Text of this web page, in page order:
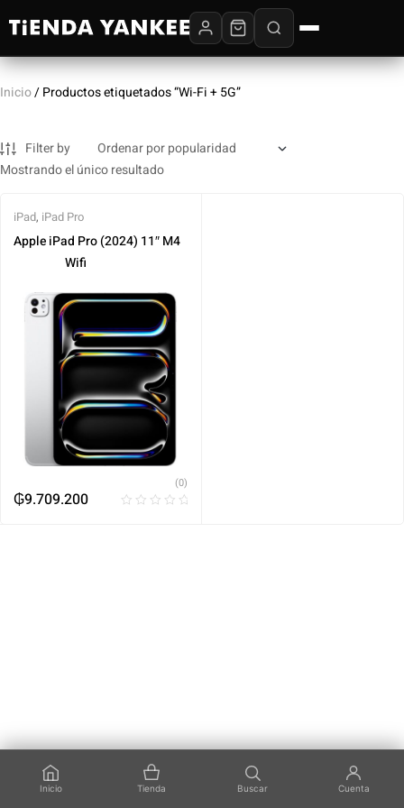
Inicio Tienda Buscar Cuenta
Inicio/ Productos etiquetados “Wi-Fi + 5G”
Filter by
Mostrando el único resultado
iPad, iPad Pro
Apple iPad Pro (2024) 11″ M4‎ ‎ ‎
‎ ‎ ‎‎ ‎ ‎ ‎ ‎ ‎ ‎ ‎ ‎ ‎ ‎ ‎ ‎ ‎ ‎ ‎ ‎ ‎Wifi
₲9.709.200
(0)